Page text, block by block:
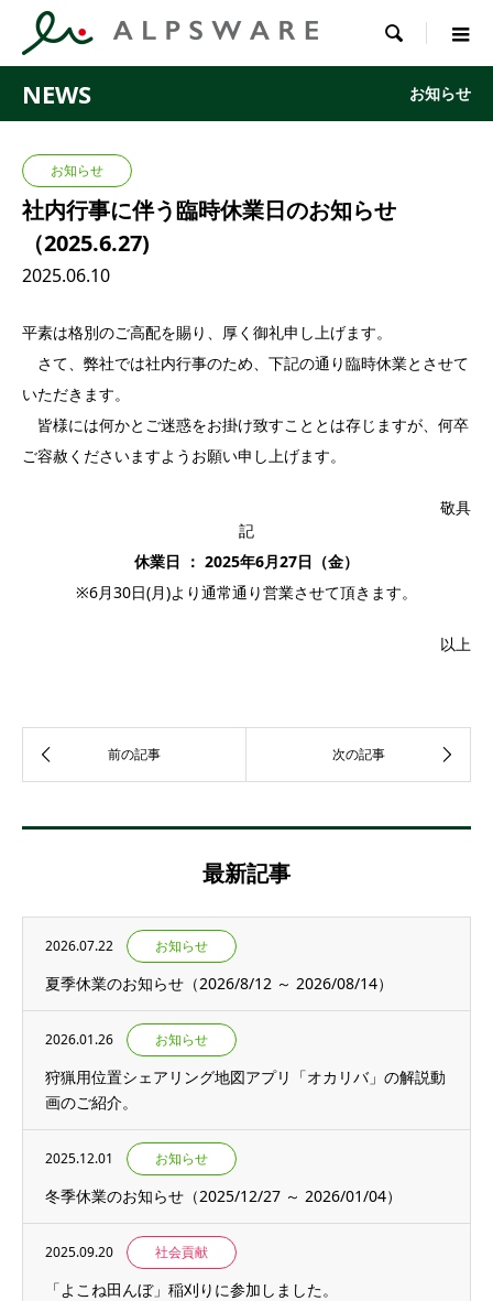

NEWS お知らせ
お知らせ
社内行事に伴う臨時休業日のお知らせ
（2025.6.27)
2025.06.10
平素は格別のご高配を賜り、厚く御礼申し上げます。
さて、弊社では社内行事のため、下記の通り臨時休業とさせて
いただきます。
皆様には何かとご迷惑をお掛け致すこととは存じますが、何卒
ご容赦くださいますようお願い申し上げます。
敬具
記
休業日 ： 2025年6月27日（金）
※6月30日(月)より通常通り営業させて頂きます。
以上
最新記事
2026.07.22 お知らせ
夏季休業のお知らせ（2026/8/12 ～ 2026/08/14）
2026.01.26 お知らせ
狩猟用位置シェアリング地図アプリ「オカリバ」の解説動
画のご紹介。
2025.12.01 お知らせ
冬季休業のお知らせ（2025/12/27 ～ 2026/01/04）
2025.09.20 社会貢献
「よこね田んぼ」稲刈りに参加しました。